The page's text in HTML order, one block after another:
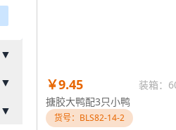
▼
▼
▼
￥9.45
装箱：
搪胶大鸭配3只小鸭
货号：BLS82-14-2